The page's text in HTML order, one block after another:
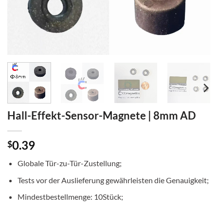
Hall-Effekt-Sensor-Magnete | 8mm AD
$0.39
Globale Tür-zu-Tür-Zustellung;
Tests vor der Auslieferung gewährleisten die Genauigkeit;
Mindestbestellmenge: 10Stück;